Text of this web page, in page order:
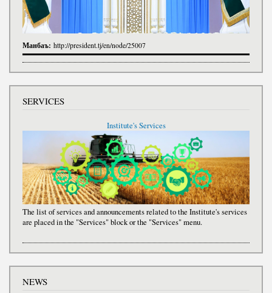
Манбаъ: http://president.tj/en/node/25007
SERVICES
Institute's Services
The list of services and announcements related to the Institute's services
are placed in the "Services" block or the "Services" menu.
NEWS